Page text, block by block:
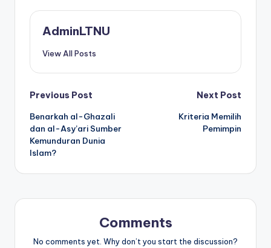
AdminLTNU
View All Posts
Post
navigation
Previous Post
Benarkah al-Ghazali
dan al-Asy’ari Sumber
Kemunduran Dunia
Islam?
Next Post
Kriteria Memilih
Pemimpin
Comments
No comments yet. Why don’t you start the discussion?